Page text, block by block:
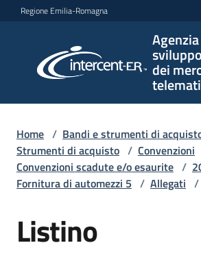
Vai al contenuto
Vai alla navigazione
Vai al footer
Regione Emilia-Romagna
sviluppo
dei
per lo
sviluppo
telematici
Home / Bandi e strumenti di
Strumenti di acquisto / Convenzioni
Convenzioni scadute e/o esaurite /
Fornitura di automezzi 5 / Allegati /
Listino